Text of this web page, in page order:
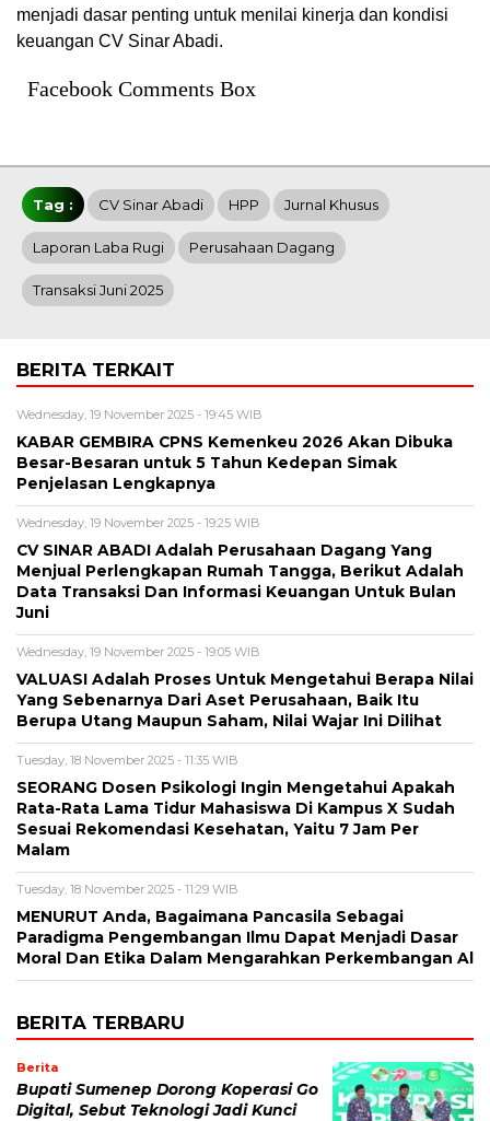
menjadi dasar penting untuk menilai kinerja dan kondisi
keuangan CV Sinar Abadi.
Facebook Comments Box
Tag : CV Sinar Abadi HPP Jurnal Khusus
Laporan Laba Rugi Perusahaan Dagang
Transaksi Juni 2025
BERITA TERKAIT
Wednesday, 19 November 2025 - 19:45 WIB
KABAR GEMBIRA CPNS Kemenkeu 2026 Akan Dibuka
Besar-Besaran untuk 5 Tahun Kedepan Simak
Penjelasan Lengkapnya
Wednesday, 19 November 2025 - 19:25 WIB
CV SINAR ABADI Adalah Perusahaan Dagang Yang
Menjual Perlengkapan Rumah Tangga, Berikut Adalah
Data Transaksi Dan Informasi Keuangan Untuk Bulan
Juni
Wednesday, 19 November 2025 - 19:05 WIB
VALUASI Adalah Proses Untuk Mengetahui Berapa Nilai
Yang Sebenarnya Dari Aset Perusahaan, Baik Itu
Berupa Utang Maupun Saham, Nilai Wajar Ini Dilihat
Tuesday, 18 November 2025 - 11:35 WIB
SEORANG Dosen Psikologi Ingin Mengetahui Apakah
Rata-Rata Lama Tidur Mahasiswa Di Kampus X Sudah
Sesuai Rekomendasi Kesehatan, Yaitu 7 Jam Per
Malam
Tuesday, 18 November 2025 - 11:29 WIB
MENURUT Anda, Bagaimana Pancasila Sebagai
Paradigma Pengembangan Ilmu Dapat Menjadi Dasar
Moral Dan Etika Dalam Mengarahkan Perkembangan Al
BERITA TERBARU
Berita
Bupati Sumenep Dorong Koperasi Go
Digital, Sebut Teknologi Jadi Kunci